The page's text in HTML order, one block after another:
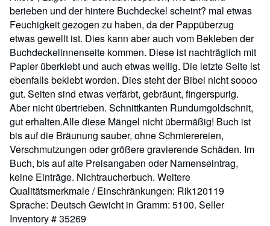
berieben und der hintere Buchdeckel scheint? mal etwas
Feuchigkeit gezogen zu haben, da der Pappüberzug
etwas gewellt ist. Dies kann aber auch vom Bekleben der
Buchdeckelinnenseite kommen. Diese ist nachträglich mit
Papier überklebt und auch etwas wellig. Die letzte Seite ist
ebenfalls beklebt worden. Dies steht der Bibel nicht soooo
gut. Seiten sind etwas verfärbt, gebräunt, fingerspurig.
Aber nicht übertrieben. Schnittkanten Rundumgoldschnit,
gut erhalten.Alle diese Mängel nicht übermäßig! Buch ist
bis auf die Bräunung sauber, ohne Schmierereien,
Verschmutzungen oder größere gravierende Schäden. Im
Buch, bis auf alte Preisangaben oder Namenseintrag,
keine Einträge. Nichtraucherbuch. Weitere
Qualitätsmerkmale / Einschränkungen: Rik120119
Sprache: Deutsch Gewicht in Gramm: 5100. Seller
Inventory # 35269